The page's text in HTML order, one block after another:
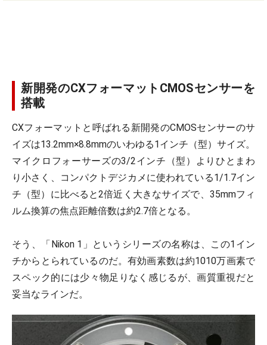
新開発のCXフォーマットCMOSセンサーを
搭載
CXフォーマットと呼ばれる新開発のCMOSセンサーのサ
イズは13.2mm×8.8mmのいわゆる1インチ（型）サイズ。
マイクロフォーサーズの3/2インチ（型）よりひとまわ
り小さく、コンパクトデジカメに使われている1/1.7イン
チ（型）に比べると2倍近く大きなサイズで、35mmフィ
ルム換算の焦点距離倍数は約2.7倍となる。
そう、「Nikon 1」というシリーズの名称は、この1イン
チからとられているのだ。有効画素数は約1010万画素で
スペック的には少々物足りなく感じるが、画質重視だと
妥当なラインだ。